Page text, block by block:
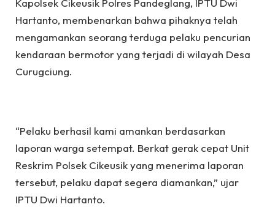
Kapolsek Cikeusik Polres Pandeglang, IPTU Dwi
Hartanto, membenarkan bahwa pihaknya telah
mengamankan seorang terduga pelaku pencurian
kendaraan bermotor yang terjadi di wilayah Desa
Curugciung.
“Pelaku berhasil kami amankan berdasarkan
laporan warga setempat. Berkat gerak cepat Unit
Reskrim Polsek Cikeusik yang menerima laporan
tersebut, pelaku dapat segera diamankan,” ujar
IPTU Dwi Hartanto.